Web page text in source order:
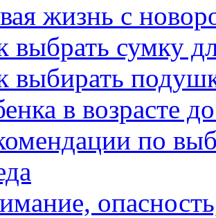
жизнь с
выбрать сумку
выбирать
в возрасте
по